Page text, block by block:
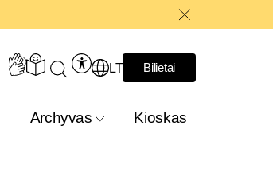
LT Bilietai
Archyvas Kioskas